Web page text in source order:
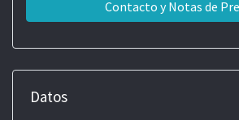
Contacto y Notas de
Datos